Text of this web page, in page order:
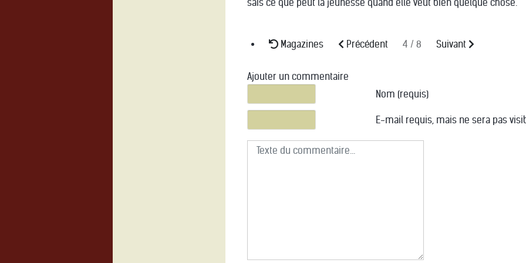
sais ce que peut la jeunesse quand elle veut bien quelque chose.
Magazines Précédent 4 / 8 Suivant
Ajouter un commentaire
Nom (requis)
E-mail requis, mais ne sera pas